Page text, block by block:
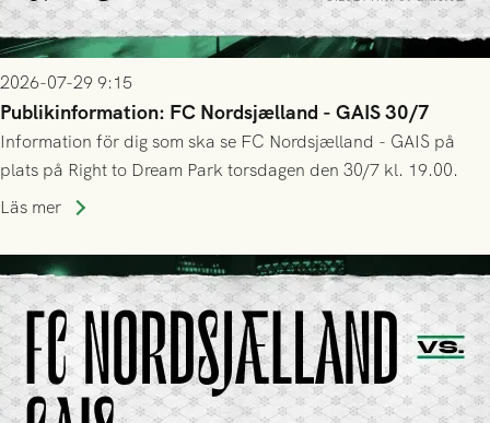
2026-07-29 9:15
Publikinformation: FC Nordsjælland - GAIS 30/7
Information för dig som ska se FC Nordsjælland - GAIS på
plats på Right to Dream Park torsdagen den 30/7 kl. 19.00.
Läs mer